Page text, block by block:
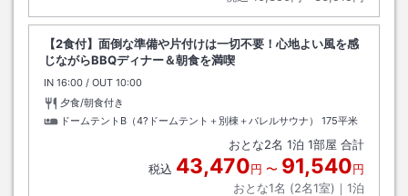
【2食付】面倒な準備や片付けは一切不要！心地よい風を感
じながらBBQディナー＆朝食を満喫
IN チェックイン
16:00 / OUT チェックアウト
10:00
夕食/朝食付き
ドームテントB（4?ドームテント＋別棟＋バレルサウナ）
175平米
おとな2名 1泊 1部屋 合計
税込 43,470円 〜 91,540円
おとな1名 (2名1室)｜ 1泊